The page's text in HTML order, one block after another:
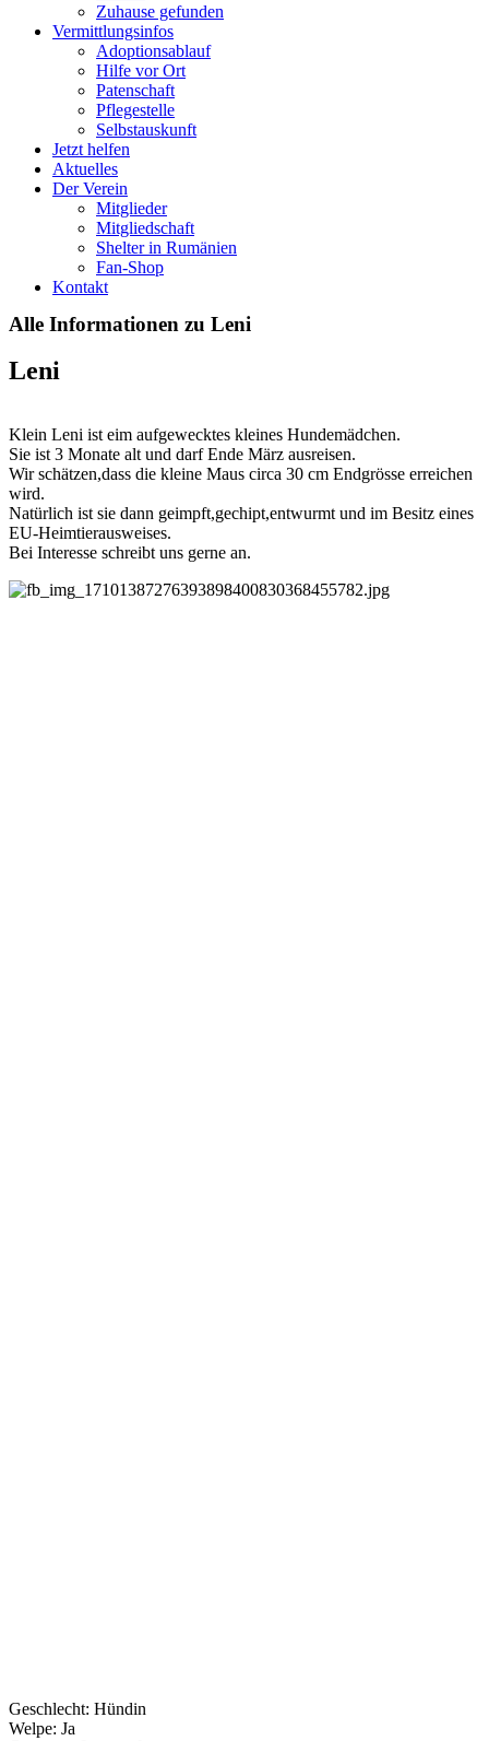
Zuhause gefunden
Vermittlungsinfos
Adoptionsablauf
Hilfe vor Ort
Patenschaft
Pflegestelle
Selbstauskunft
Jetzt helfen
Aktuelles
Der Verein
Mitglieder
Mitgliedschaft
Shelter in Rumänien
Fan-Shop
Kontakt
Alle Informationen zu Leni
Leni
Klein Leni ist eim aufgewecktes kleines Hundemädchen.
Sie ist 3 Monate alt und darf Ende März ausreisen.
Wir schätzen,dass die kleine Maus circa 30 cm Endgrösse erreichen
wird.
Natürlich ist sie dann geimpft,gechipt,entwurmt und im Besitz eines
EU-Heimtierausweises.
Bei Interesse schreibt uns gerne an.
Geschlecht: Hündin
Welpe: Ja